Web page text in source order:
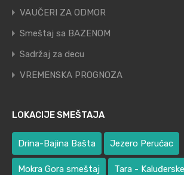
VAUČERI ZA ODMOR
Smeštaj sa BAZENOM
Sadržaj za decu
VREMENSKA PROGNOZA
LOKACIJE SMEŠTAJA
Drina-Bajina Bašta Jezero Perućac
Mokra Gora smeštaj Tara -